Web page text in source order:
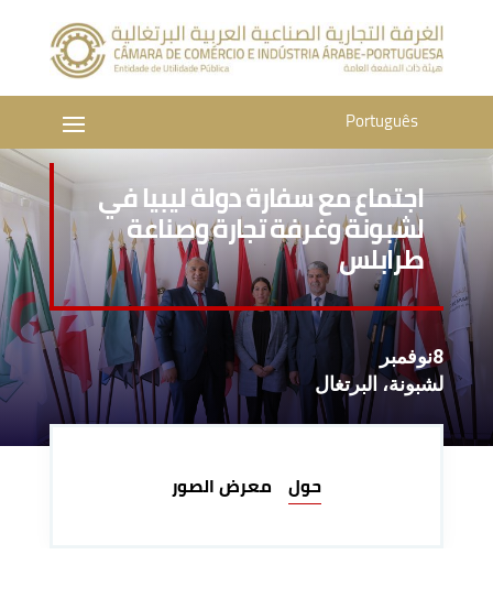
Português
اجتماع مع سفارة دولة ليبيا في
لشبونة وغرفة تجارة وصناعة
طرابلس
8نوفمبر
لشبونة، البرتغال
حول معرض الصور